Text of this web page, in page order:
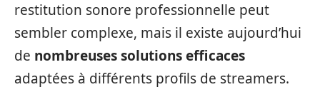
restitution sonore professionnelle peut
sembler complexe, mais il existe aujourd’hui
de nombreuses solutions efficaces
adaptées à différents profils de streamers.